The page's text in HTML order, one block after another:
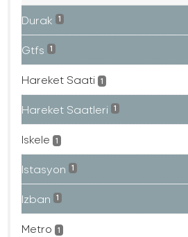
Durak 1
Gtfs 1
Hareket Saati 1
Hareket Saatleri 1
Iskele 1
Istasyon 1
Izban 1
Metro 1